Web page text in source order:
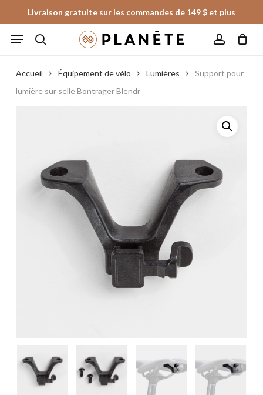
to
main
Livraison gratuite sur les commandes de 149 $ et plus
Menu
Fermer
le
panier
Accueil Équipement de vélo Lumières
Support pour
lumière sur selle Bontrager Blendr